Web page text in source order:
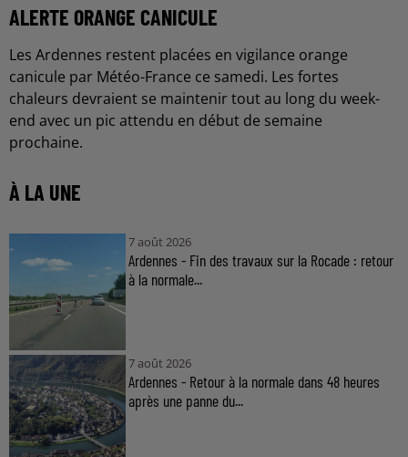
ALERTE ORANGE CANICULE
Les Ardennes restent placées en vigilance orange
canicule par Météo-France ce samedi. Les fortes
chaleurs devraient se maintenir tout au long du week-
end avec un pic attendu en début de semaine
prochaine.
À LA UNE
7 août 2026
Ardennes - Fin des travaux sur la Rocade : retour
à la normale...
7 août 2026
Ardennes - Retour à la normale dans 48 heures
après une panne du...